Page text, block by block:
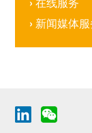
› 新闻媒体